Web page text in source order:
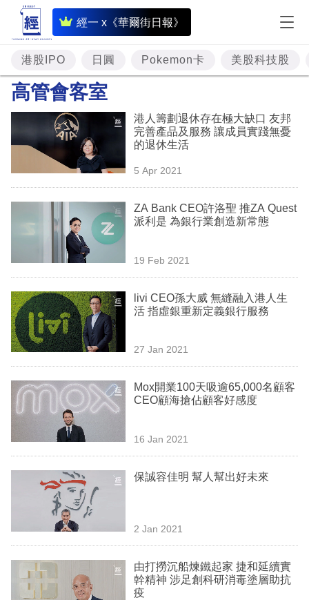
經一 x《華爾街日報》
即
時
財
經
投
資
樓
市
理
商
業
科
技
職
場
生
時
事
欄
訂
港股IPO 日圓 Pokemon卡 美股科技股
高管會客室
港人籌劃退休存在極大缺口 友邦
完善產品及服務 讓成員實踐無憂
的退休生活
5 Apr 2021
ZA Bank CEO許洛聖 推ZA Quest
派利是 為銀行業創造新常態
19 Feb 2021
livi CEO孫大威 無縫融入港人生
活 指虛銀重新定義銀行服務
27 Jan 2021
Mox開業100天吸逾65,000名顧客
CEO顧海搶佔顧客好感度
16 Jan 2021
保誠容佳明 幫人幫出好未來
2 Jan 2021
由打撈沉船煉鐵起家 捷和延續實
幹精神 涉足創科研消毒塗層助抗
疫